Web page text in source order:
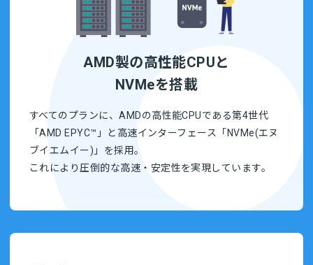
AMD製の高性能CPUと
NVMeを搭載
すべてのプランに、AMDの高性能CPUである第4世代
「AMD EPYC™」と高速インターフェース「NVMe(エヌ
ブイエムイー)」を採用。
これにより圧倒的な高速・安定性を実現しています。